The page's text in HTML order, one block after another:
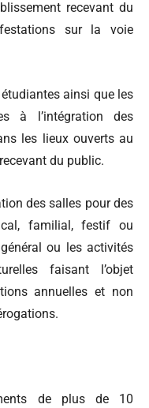
recevant du
sur la voie
ainsi que les
à l’intégration des
les lieux ouverts au
du public.
des salles pour des
familial, festif ou
ou les activités
faisant l’objet
annuelles et non
de plus de 10